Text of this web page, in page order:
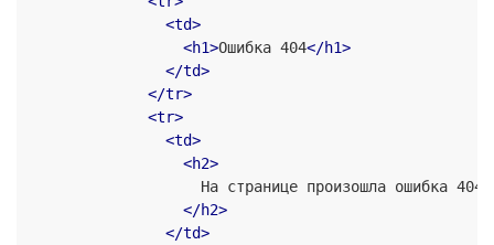
<td>
<h1>Ошибка 404</h1>
</td>
</tr>
<tr>
<td>
<h2>
                    На странице произошла ошибка 404
</h2>
</td>